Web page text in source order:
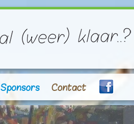
Sponsors Contact